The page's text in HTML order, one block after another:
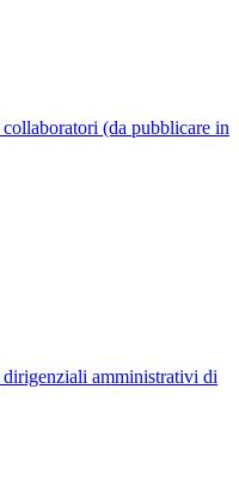
(da pubblicare in
amministrativi di